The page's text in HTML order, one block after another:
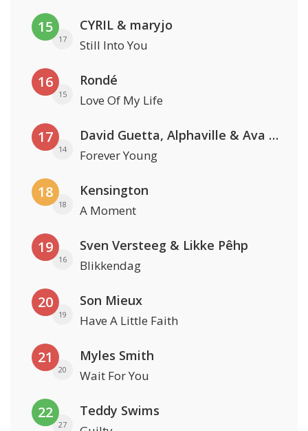
15
17
CYRIL & maryjo
Still Into You
16
15
Rondé
Love Of My Life
17
14
David Guetta, Alphaville & Ava Max
Forever Young
18
18
Kensington
A Moment
19
16
Sven Versteeg & Likke Pêhp
Blikkendag
20
19
Son Mieux
Have A Little Faith
21
20
Myles Smith
Wait For You
22
27
Teddy Swims